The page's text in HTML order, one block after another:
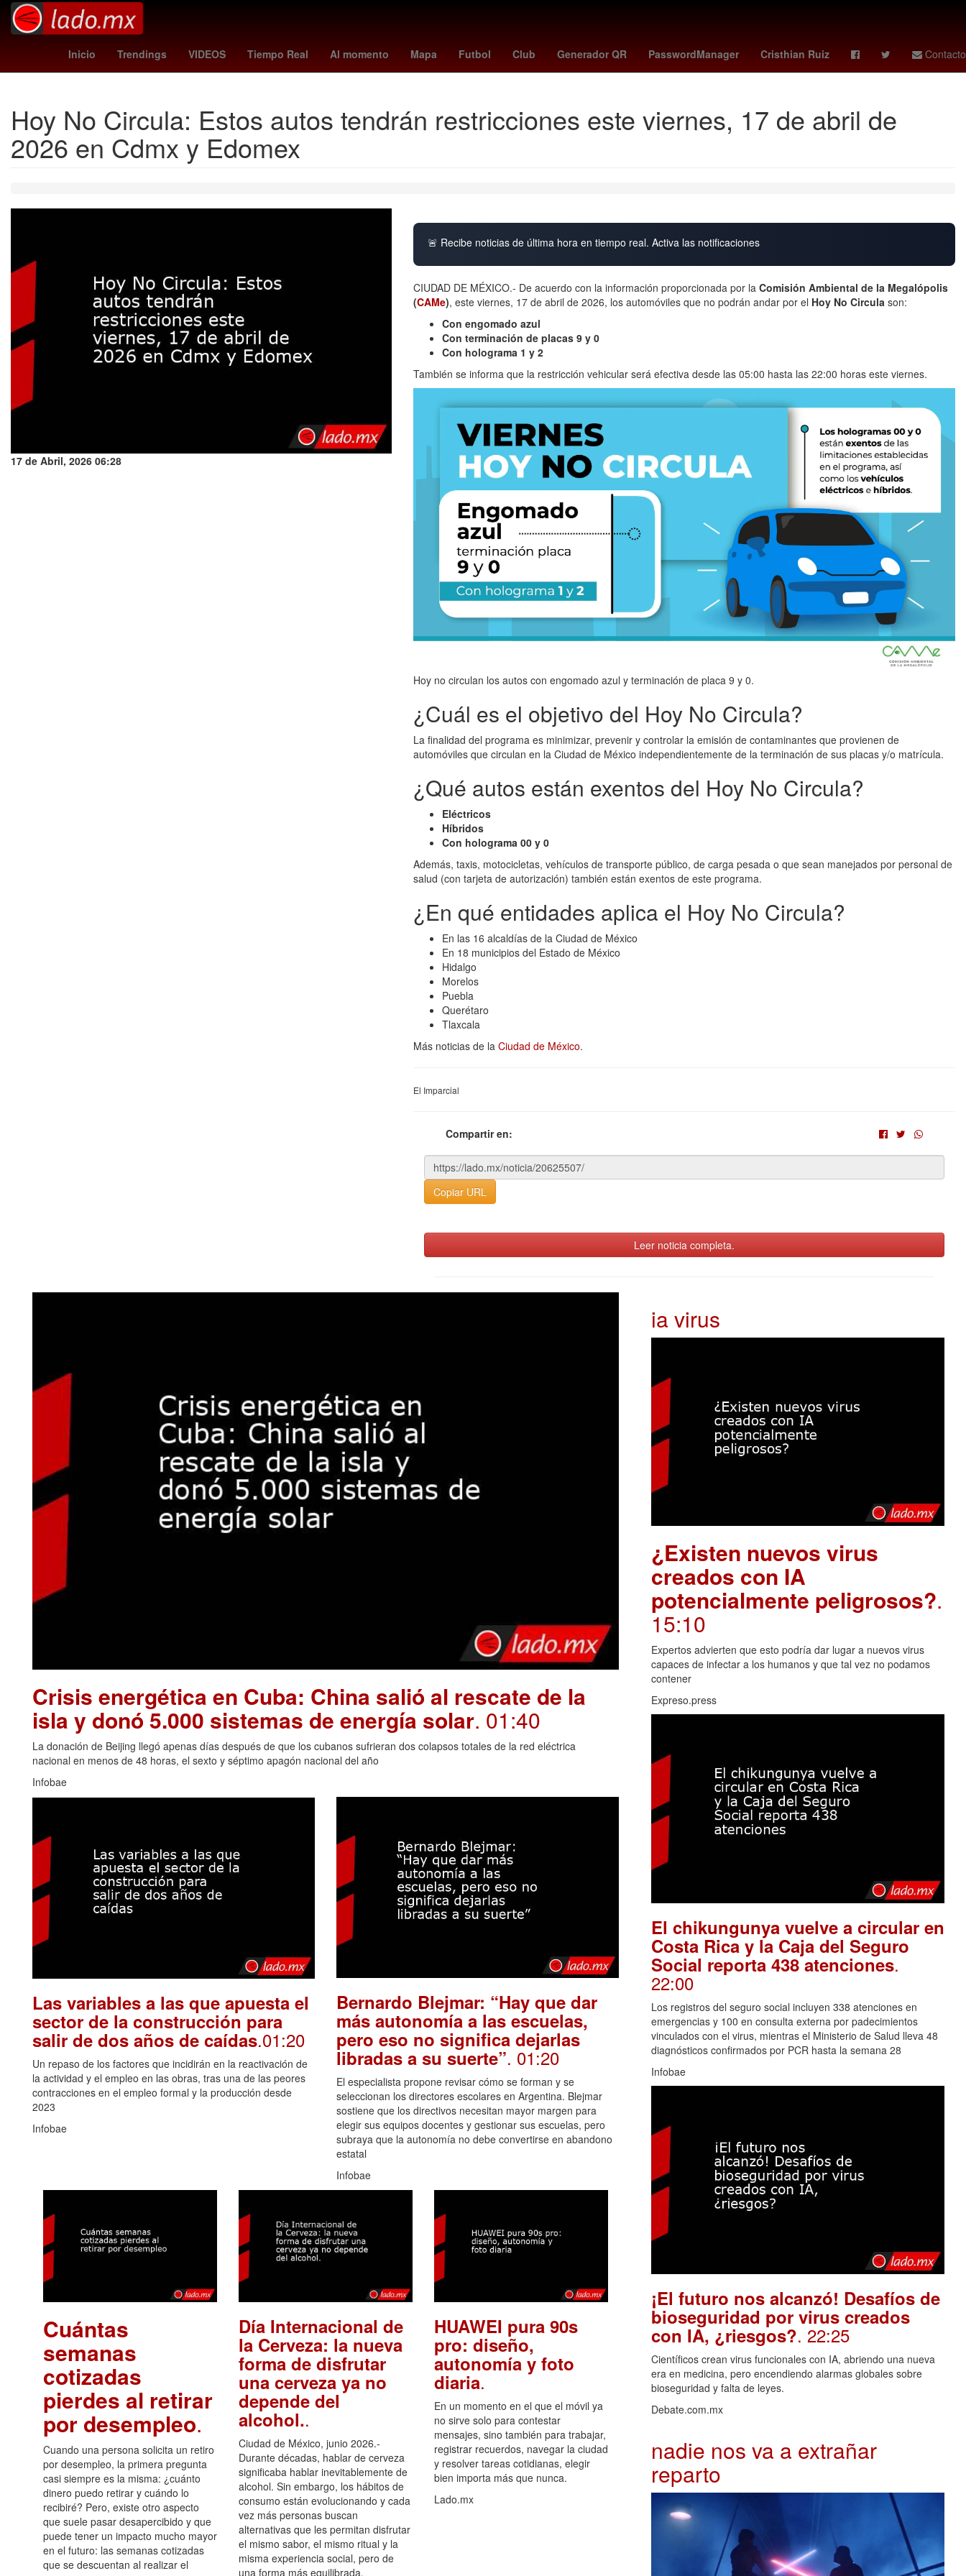
Inicio Trendings VIDEOS Tiempo Real Al momento Mapa Futbol Club Generador QR PasswordManager Cristhian Ruiz Contacto
trail blazers - pacers Chignahuapan Argentina Cartagena de Indias Perú tottenham Incendio Extranormal Santander MLS Cup
Hoy No Circula: Estos autos tendrán restricciones este viernes, 17 de abril de
2026 en Cdmx y Edomex
17 de Abril, 2026 06:28
🚨 Recibe noticias de última hora en tiempo real. Activa las notificaciones
CIUDAD DE MÉXICO.- De acuerdo con la información proporcionada por la Comisión Ambiental de la Megalópolis
(CAMe), este viernes, 17 de abril de 2026, los automóviles que no podrán andar por el Hoy No Circula son:
Con engomado azul
Con terminación de placas 9 y 0
Con holograma 1 y 2
También se informa que la restricción vehicular será efectiva desde las 05:00 hasta las 22:00 horas este viernes.
Hoy no circulan los autos con engomado azul y terminación de placa 9 y 0.
¿Cuál es el objetivo del Hoy No Circula?
La finalidad del programa es minimizar, prevenir y controlar la emisión de contaminantes que provienen de
automóviles que circulan en la Ciudad de México independientemente de la terminación de sus placas y/o matrícula.
¿Qué autos están exentos del Hoy No Circula?
Eléctricos
Híbridos
Con holograma 00 y 0
Además, taxis, motocicletas, vehículos de transporte público, de carga pesada o que sean manejados por personal de
salud (con tarjeta de autorización) también están exentos de este programa.
¿En qué entidades aplica el Hoy No Circula?
En las 16 alcaldías de la Ciudad de México
En 18 municipios del Estado de México
Hidalgo
Morelos
Puebla
Querétaro
Tlaxcala
Más noticias de la Ciudad de México.
El Imparcial
Compartir en:
Copiar URL
Leer noticia completa.
Crisis energética en Cuba: China salió al rescate de la
isla y donó 5.000 sistemas de energía solar. 01:40
La donación de Beijing llegó apenas días después de que los cubanos sufrieran dos colapsos totales de la red eléctrica
nacional en menos de 48 horas, el sexto y séptimo apagón nacional del año
Infobae
Las variables a las que apuesta el
sector de la construcción para
salir de dos años de caídas.01:20
Un repaso de los factores que incidirán en la reactivación de
la actividad y el empleo en las obras, tras una de las peores
contracciones en el empleo formal y la producción desde
2023
Infobae
Bernardo Blejmar: “Hay que dar
más autonomía a las escuelas,
pero eso no significa dejarlas
libradas a su suerte”. 01:20
El especialista propone revisar cómo se forman y se
seleccionan los directores escolares en Argentina. Blejmar
sostiene que los directivos necesitan mayor margen para
elegir sus equipos docentes y gestionar sus escuelas, pero
subraya que la autonomía no debe convertirse en abandono
estatal
Infobae
Cuántas
semanas
cotizadas
pierdes al retirar
por desempleo.
Cuando una persona solicita un retiro
por desempleo, la primera pregunta
casi siempre es la misma: ¿cuánto
dinero puedo retirar y cuándo lo
recibiré? Pero, existe otro aspecto
que suele pasar desapercibido y que
puede tener un impacto mucho mayor
en el futuro: las semanas cotizadas
que se descuentan al realizar el
Día Internacional de
la Cerveza: la nueva
forma de disfrutar
una cerveza ya no
depende del
alcohol..
Ciudad de México, junio 2026.-
Durante décadas, hablar de cerveza
significaba hablar inevitablemente de
alcohol. Sin embargo, los hábitos de
consumo están evolucionando y cada
vez más personas buscan
alternativas que les permitan disfrutar
el mismo sabor, el mismo ritual y la
misma experiencia social, pero de
una forma más equilibrada.
HUAWEI pura 90s
pro: diseño,
autonomía y foto
diaria.
En un momento en el que el móvil ya
no sirve solo para contestar
mensajes, sino también para trabajar,
registrar recuerdos, navegar la ciudad
y resolver tareas cotidianas, elegir
bien importa más que nunca.
Lado.mx
ia virus
¿Existen nuevos virus
creados con IA
potencialmente peligrosos?.
15:10
Expertos advierten que esto podría dar lugar a nuevos virus
capaces de infectar a los humanos y que tal vez no podamos
contener
Expreso.press
El chikungunya vuelve a circular en
Costa Rica y la Caja del Seguro
Social reporta 438 atenciones.
22:00
Los registros del seguro social incluyen 338 atenciones en
emergencias y 100 en consulta externa por padecimientos
vinculados con el virus, mientras el Ministerio de Salud lleva 48
diagnósticos confirmados por PCR hasta la semana 28
Infobae
¡El futuro nos alcanzó! Desafíos de
bioseguridad por virus creados
con IA, ¿riesgos?. 22:25
Científicos crean virus funcionales con IA, abriendo una nueva
era en medicina, pero encendiendo alarmas globales sobre
bioseguridad y falta de leyes.
Debate.com.mx
nadie nos va a extrañar
reparto